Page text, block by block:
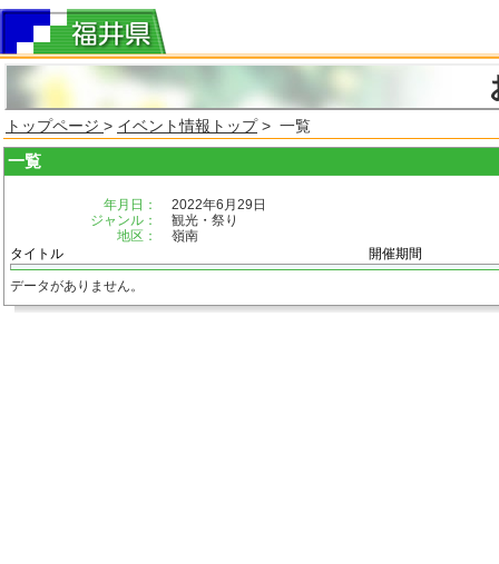
トップページ > イベント情報トップ> 一覧
一覧
年月日：
2022年6月29日
ジャンル：
観光・祭り
地区：
嶺南
タイトル
開催期間
データがありません。